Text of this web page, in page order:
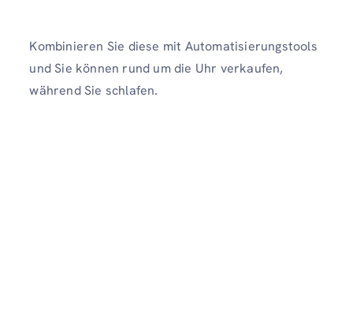
Kombinieren Sie diese mit Automatisierungstools
und Sie können rund um die Uhr verkaufen,
während Sie schlafen.